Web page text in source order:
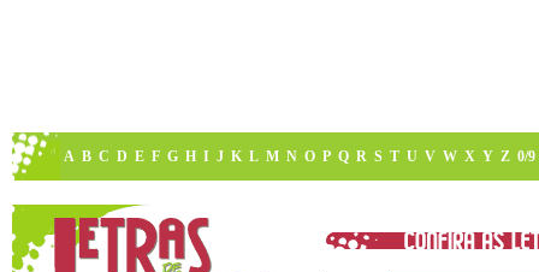
A B C D E F G H I J K L M N O P Q R S T U V W X Y Z 0/9